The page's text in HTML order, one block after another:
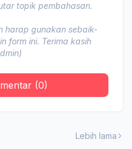
topik pembahasan.
harap gunakan sebaik-
form ini. Terima kasih
(0)
Lebih lama